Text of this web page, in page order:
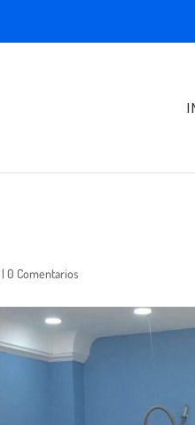
| 0 Comentarios